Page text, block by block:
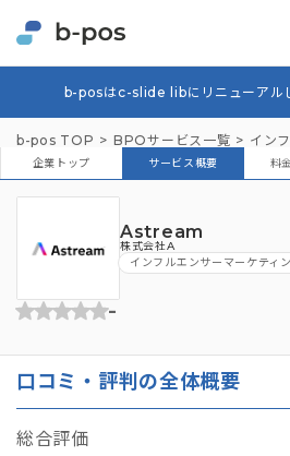
b-posはc-slide libにリニューアル
b-pos TOP BPOサービス一覧 イン
企業トップ サービス概要 料
Astream
株式会社A
インフルエンサーマーケティ
-
口コミ・評判の全体概要
総合評価